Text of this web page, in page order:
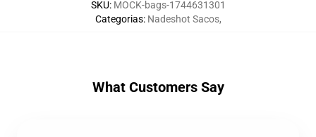
SKU: MOCK-bags-1744631301
Categorias: Nadeshot Sacos,
What Customers Say